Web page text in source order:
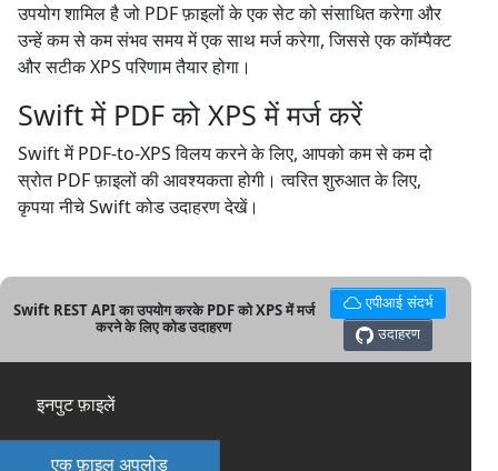
उपयोग शामिल है जो PDF फ़ाइलों के एक सेट को संसाधित करेगा और
उन्हें कम से कम संभव समय में एक साथ मर्ज करेगा, जिससे एक कॉम्पैक्ट
और सटीक XPS परिणाम तैयार होगा।
Swift में PDF को XPS में मर्ज करें
Swift में PDF-to-XPS विलय करने के लिए, आपको कम से कम दो
स्रोत PDF फ़ाइलों की आवश्यकता होगी। त्वरित शुरुआत के लिए,
कृपया नीचे Swift कोड उदाहरण देखें।
Swift REST API का उपयोग करके PDF को XPS में मर्ज
करने के लिए कोड उदाहरण
एपीआई संदर्भ
उदाहरण
इनपुट फ़ाइलें
एक फ़ाइल अपलोड